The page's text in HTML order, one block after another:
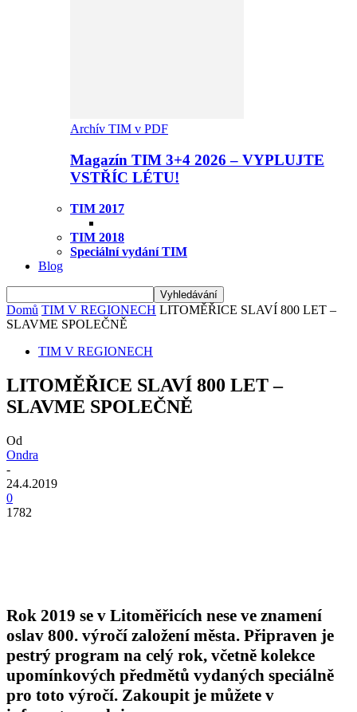
Archív TIM v PDF
Magazín TIM 3+4 2026 – VYPLUJTE
VSTŘÍC LÉTU!
TIM 2017
TIM 2018
Speciální vydání TIM
Blog
Domů TIM V REGIONECH LITOMĚŘICE SLAVÍ 800 LET –
SLAVME SPOLEČNĚ
TIM V REGIONECH
LITOMĚŘICE SLAVÍ 800 LET –
SLAVME SPOLEČNĚ
Od
Ondra
-
24.4.2019
0
1782
Rok 2019 se v Litoměřicích nese ve znamení
oslav 800. výročí založení města. Připraven je
pestrý program na celý rok, včetně kolekce
upomínkových předmětů vydaných speciálně
pro toto výročí. Zakoupit je můžete v